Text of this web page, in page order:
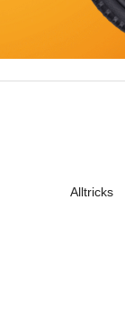
Alltricks